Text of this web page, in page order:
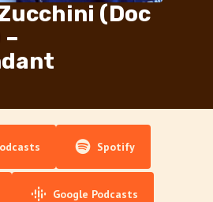
(Doc
Spotify
Google Podcasts